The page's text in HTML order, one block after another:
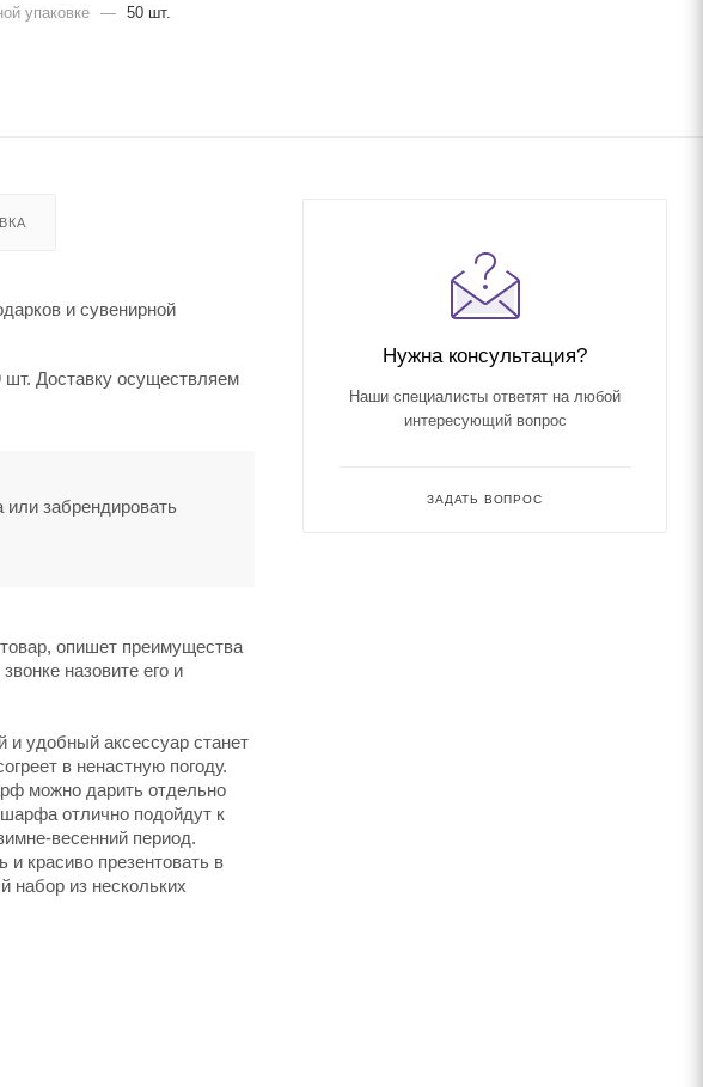
упаковке
— 50 шт.
и сувенирной
Доставку осуществляем
или забрендировать
опишет преимущества
назовите его и
удобный аксессуар станет
в ненастную погоду.
можно дарить отдельно
отлично подойдут к
весенний период.
красиво презентовать в
набор из нескольких
Нужна консультация?
Наши специалисты ответят на любой
интересующий вопрос
ЗАДАТЬ ВОПРОС